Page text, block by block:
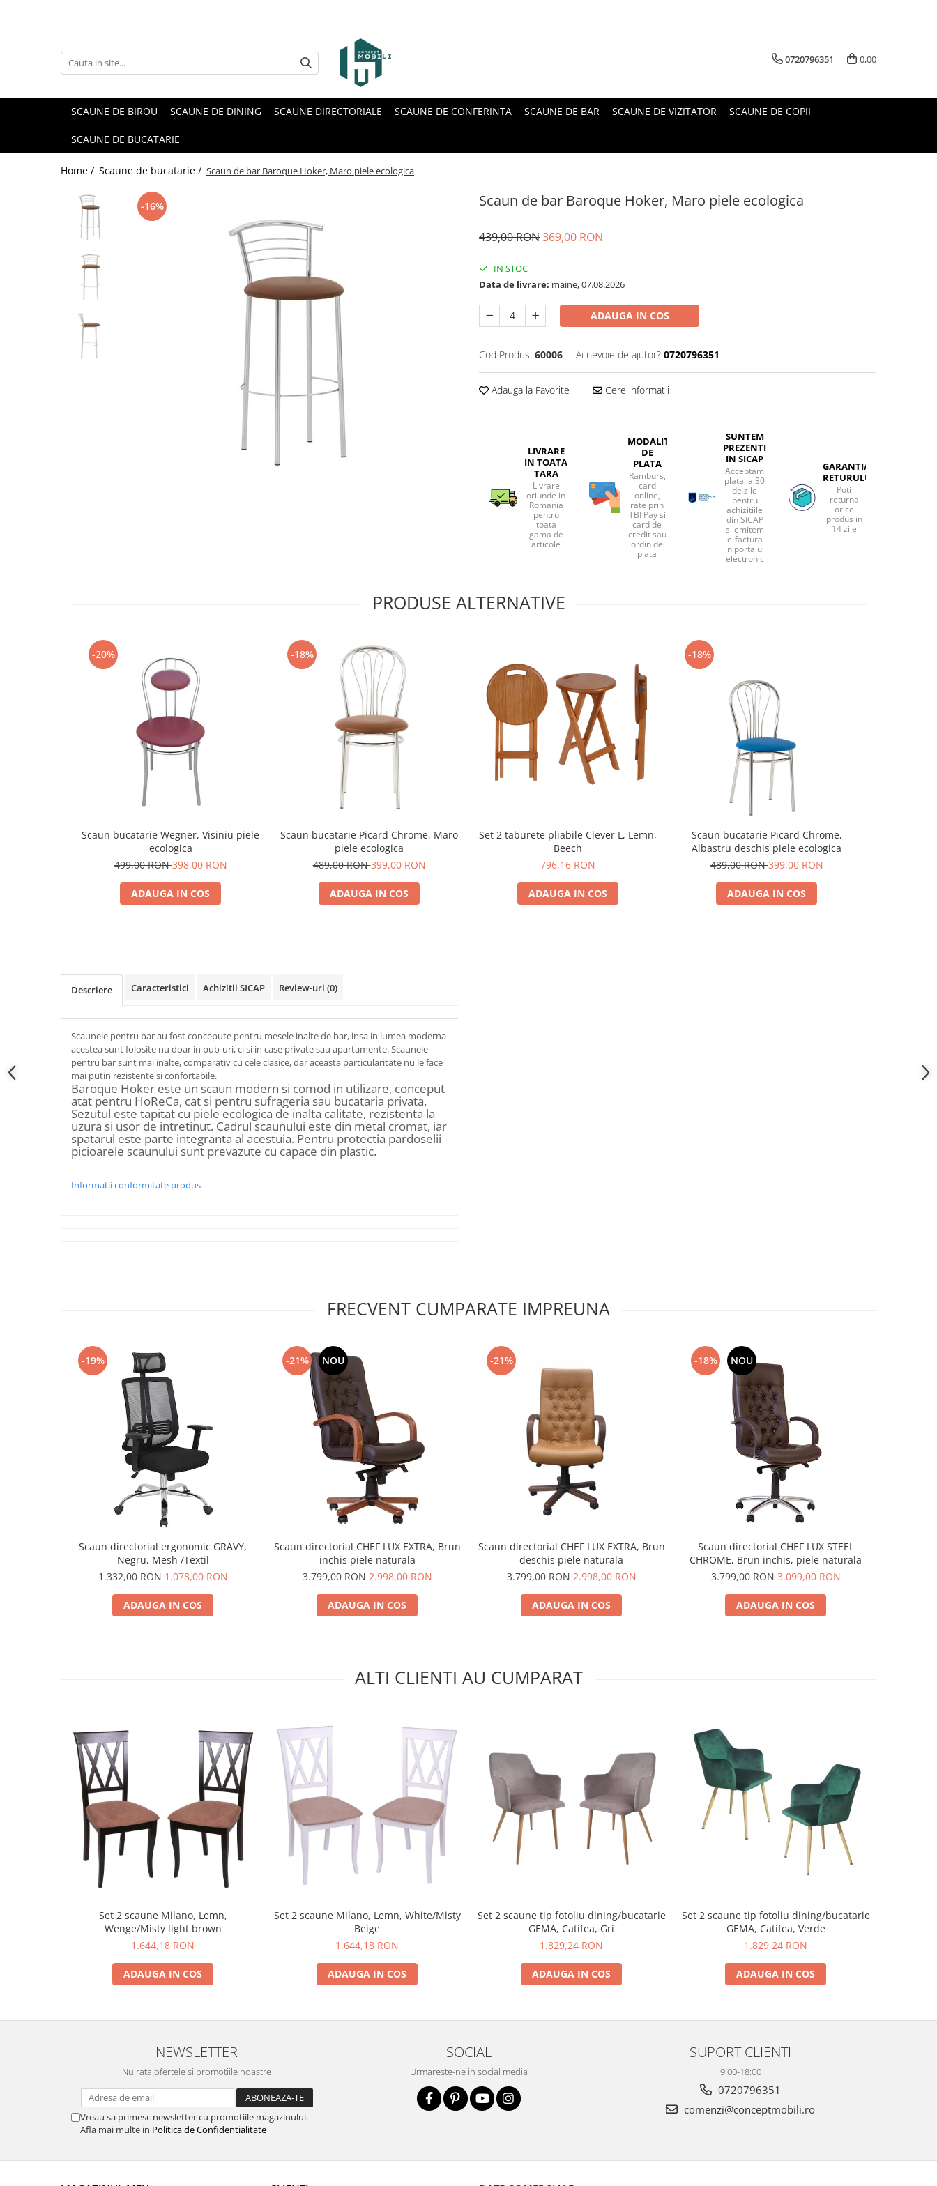
0720796351 0,00
SCAUNE DE BIROU SCAUNE DE DINING SCAUNE DIRECTORIALE SCAUNE DE CONFERINTA SCAUNE DE BAR SCAUNE DE VIZITATOR SCAUNE DE COPII
SCAUNE DE BUCATARIE
Home / Scaune de bucatarie / Scaun de bar Baroque Hoker, Maro piele ecologica
Scaun de bar Baroque Hoker, Maro piele ecologica
-16%
439,00 RON369,00 RON
IN STOC
Data de livrare: maine, 07.08.2026
ADAUGA IN COS
Cod Produs: 60006 Ai nevoie de ajutor? 0720796351
Adauga la Favorite Cere informatii
LIVRARE
IN TOATA
TARA
Livrare
oriunde in
Romania
pentru
toata
gama de
articole
MODALITATI
DE
PLATA
Ramburs,
card
online,
rate prin
TBI Pay si
card de
credit sau
ordin de
plata
SUNTEM
PREZENTI
IN SICAP
Acceptam
plata la 30
de zile
pentru
achizitiile
din SICAP
si emitem
e-factura
in portalul
electronic
GARANTIA
RETURULUI
Poti
returna
orice
produs in
14 zile
PRODUSE ALTERNATIVE
-20%
Scaun bucatarie Wegner, Visiniu piele
ecologica
499,00 RON398,00 RON
ADAUGA IN COS
-18%
Scaun bucatarie Picard Chrome, Maro
piele ecologica
489,00 RON399,00 RON
ADAUGA IN COS
Set 2 taburete pliabile Clever L, Lemn,
Beech
796,16 RON
ADAUGA IN COS
-18%
Scaun bucatarie Picard Chrome,
Albastru deschis piele ecologica
489,00 RON399,00 RON
ADAUGA IN COS
Descriere Caracteristici Achizitii SICAP Review-uri (0)
Scaunele pentru bar au fost concepute pentru mesele inalte de bar, insa in lumea moderna
acestea sunt folosite nu doar in pub-uri, ci si in case private sau apartamente. Scaunele
pentru bar sunt mai inalte, comparativ cu cele clasice, dar aceasta particularitate nu le face
mai putin rezistente si confortabile.
Baroque Hoker este un scaun modern si comod in utilizare, conceput
atat pentru HoReCa, cat si pentru sufrageria sau bucataria privata.
Sezutul este tapitat cu piele ecologica de inalta calitate, rezistenta la
uzura si usor de intretinut. Cadrul scaunului este din metal cromat, iar
spatarul este parte integranta al acestuia. Pentru protectia pardoselii
picioarele scaunului sunt prevazute cu capace din plastic.
Informatii conformitate produs
FRECVENT CUMPARATE IMPREUNA
-19%
Scaun directorial ergonomic GRAVY,
Negru, Mesh /Textil
1.332,00 RON1.078,00 RON
ADAUGA IN COS
-21% NOU
Scaun directorial CHEF LUX EXTRA, Brun
inchis piele naturala
3.799,00 RON2.998,00 RON
ADAUGA IN COS
-21%
Scaun directorial CHEF LUX EXTRA, Brun
deschis piele naturala
3.799,00 RON2.998,00 RON
ADAUGA IN COS
-18% NOU
Scaun directorial CHEF LUX STEEL
CHROME, Brun inchis, piele naturala
3.799,00 RON3.099,00 RON
ADAUGA IN COS
ALTI CLIENTI AU CUMPARAT
Set 2 scaune Milano, Lemn,
Wenge/Misty light brown
1.644,18 RON
ADAUGA IN COS
Set 2 scaune Milano, Lemn, White/Misty
Beige
1.644,18 RON
ADAUGA IN COS
Set 2 scaune tip fotoliu dining/bucatarie
GEMA, Catifea, Gri
1.829,24 RON
ADAUGA IN COS
Set 2 scaune tip fotoliu dining/bucatarie
GEMA, Catifea, Verde
1.829,24 RON
ADAUGA IN COS
NEWSLETTER
Nu rata ofertele si promotiile noastre
Vreau sa primesc newsletter cu promotiile magazinului.
Afla mai multe in Politica de Confidentialitate
SOCIAL
Urmareste-ne in social media
SUPORT CLIENTI
9:00-18:00
0720796351
comenzi@conceptmobili.ro